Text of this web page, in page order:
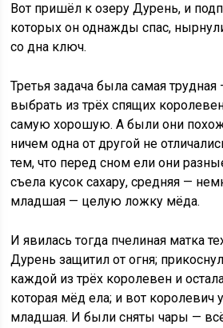
Вот пришёл к озеру Дурень, и
которых он однажды спас,
со дна ключ.
Третья задача была самая
выбрать из трёх спящих
самую хорошую. А были они
ничем одна от другой не
тем, что перед сном ели они
съела кусок сахару, средняя —
младшая — целую ложку мёда.
И явилась тогда пчелиная матка
Дурень защитил от огня;
каждой из трёх королевен и
которая мёд ела; и вот королевич
младшая. И были сняты чары —